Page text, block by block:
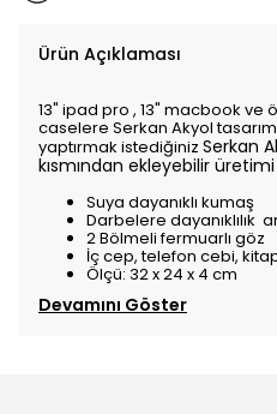
Ürün Açıklaması
13" ipad pro , 13" macbook ve
caselere Serkan Akyol
yaptırmak istediğiniz Serkan
kısmından ekleyebilir
Suya dayanıklı kumaş
Darbelere dayanıklılık
2 Bölmeli fermuarlı göz
İç cep, telefon cebi,
Ölçü: 32 x 24 x 4 cm
Devamını Göster